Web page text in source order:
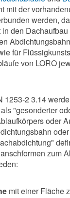
mit der
werden,
den
für
von LORO
1253-2 3.14
"gesonderter
oder
zum
mit einer Fläche